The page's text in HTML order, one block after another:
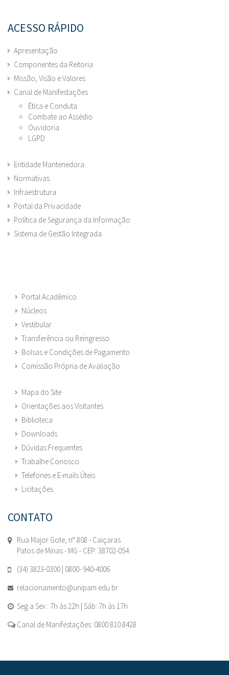
ACESSO RÁPIDO
Apresentação
Componentes da Reitoria
Missão, Visão e Valores
Canal de Manifestações
Ética e Conduta
Combate ao Assédio
Ouvidoria
LGPD
Entidade Mantenedora
Normativas
Infraestrutura
Portal da Privacidade
Política de Segurança da Informação
Sistema de Gestão Integrada
Portal Acadêmico
Núcleos
Vestibular
Transferência ou Reingresso
Bolsas e Condições de Pagamento
Comissão Própria de Avaliação
Mapa do Site
Orientações aos Visitantes
Biblioteca
Downloads
Dúvidas Frequentes
Trabalhe Conosco
Telefones e E-mails Úteis
Licitações
CONTATO
Rua Major Gote, n° 808 - Caiçaras
Patos de Minas - MG - CEP: 38702-054.
(34) 3823-0300 | 0800- 940-4006
relacionamento@unipam.edu.br
Seg a Sex : 7h às 22h | Sáb: 7h às 17h
Canal de Manifestações: 0800 810 8428